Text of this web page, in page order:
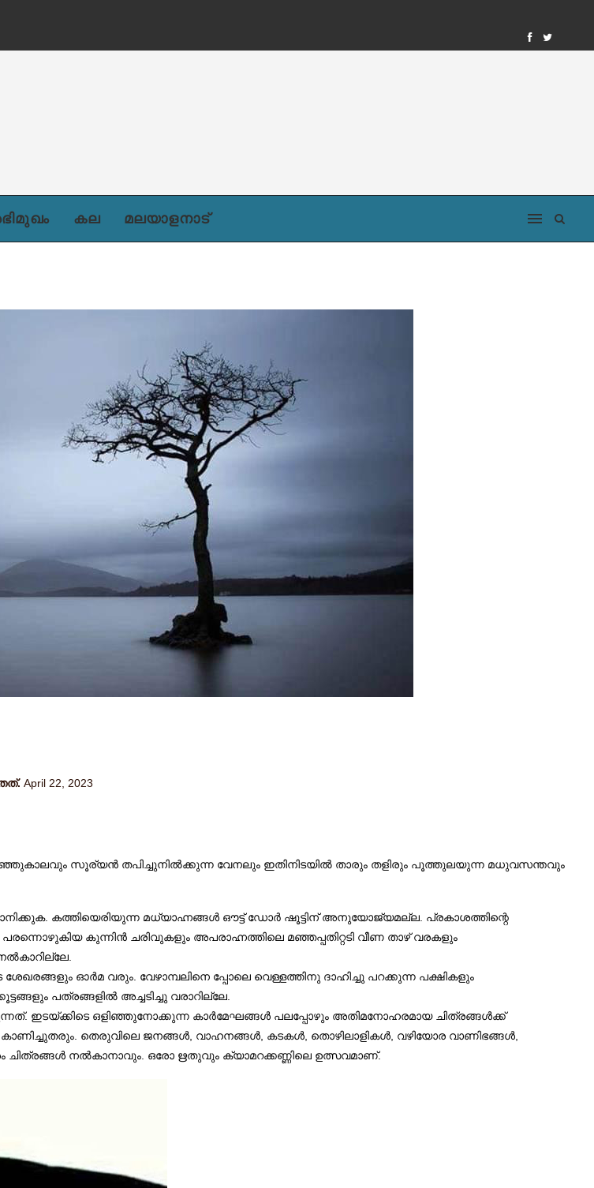
കല മലയാളനാട്
April 22, 2023
സൂര്യൻ തപിച്ചുനിൽക്കുന്ന വേനലും ഇതിനിടയിൽ താരും തളിരും പൂത്തുലയുന്ന മധുവസന്തവും
കത്തിയെരിയുന്ന മധ്യാഹ്നങ്ങൾ ഔട്ട്‌ ഡോർ ഷൂട്ടിന് അനുയോജ്യമല്ല. പ്രകാശത്തിന്റെ
കുന്നിൻ ചരിവുകളും അപരാഹ്നത്തിലെ മഞ്ഞപ്പതിറ്റടി വീണ താഴ് വരകളും
ഓർമ വരും. വേഴാമ്പലിനെ പ്പോലെ വെള്ളത്തിനു ദാഹിച്ചു പറക്കുന്ന പക്ഷികളും
പത്രങ്ങളിൽ അച്ചടിച്ചു വരാറില്ലേ.
ഇടയ്ക്കിടെ ഒളിഞ്ഞുനോക്കുന്ന കാർമേഘങ്ങൾ പലപ്പോഴും അതിമനോഹരമായ ചിത്രങ്ങൾക്ക്
തെരുവിലെ ജനങ്ങൾ, വാഹനങ്ങൾ, കടകൾ, തൊഴിലാളികൾ, വഴിയോര വാണിഭങ്ങൾ,
നൽകാനാവും. ഒരോ ഋതുവും ക്യാമറക്കണ്ണിലെ ഉത്സവമാണ്.